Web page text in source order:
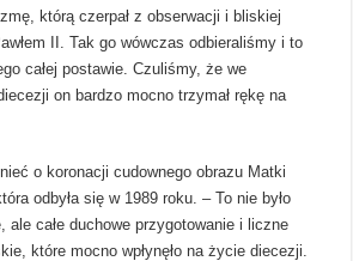
którą czerpał z obserwacji i bliskiej
II. Tak go wówczas odbieraliśmy i to
całej postawie. Czuliśmy, że we
on bardzo mocno trzymał rękę na
o koronacji cudownego obrazu Matki
odbyła się w 1989 roku. – To nie było
ale całe duchowe przygotowanie i liczne
które mocno wpłynęło na życie diecezji.